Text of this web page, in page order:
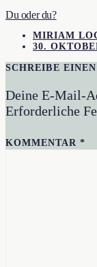
Du oder du?
MIRIAM
30.
SCHREIBE
Deine E-Mail-
Erforderliche
KOMMENTAR*